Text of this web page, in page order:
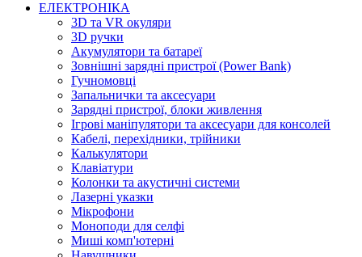
ЕЛЕКТРОНІКА
3D та VR окуляри
3D ручки
Акумулятори та батареї
Зовнішні зарядні пристрої (Power Bank)
Гучномовці
Запальнички та аксесуари
Зарядні пристрої, блоки живлення
Ігрові маніпулятори та аксесуари для консолей
Кабелі, перехідники, трійники
Калькулятори
Клавіатури
Колонки та акустичні системи
Лазерні указки
Мікрофони
Моноподи для селфі
Миші комп'ютерні